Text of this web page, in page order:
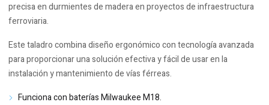
precisa en durmientes de madera en proyectos de infraestructura
ferroviaria.
Este taladro combina diseño ergonómico con tecnología avanzada
para proporcionar una solución efectiva y fácil de usar en la
instalación y mantenimiento de vías férreas.
Funciona con baterías Milwaukee M18.